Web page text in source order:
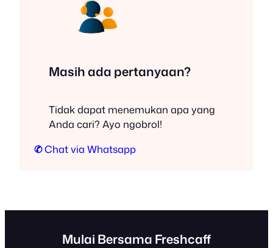
Masih ada pertanyaan?
Tidak dapat menemukan apa yang
Anda cari? Ayo ngobrol!
✆Chat via Whatsapp
Mulai Bersama Freshcaff